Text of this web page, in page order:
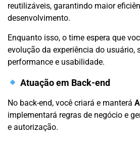
reutilizáveis, garantindo maior
desenvolvimento.
Enquanto isso, o time espera que
evolução da experiência do usuário,
performance e usabilidade.
Atuação em Back-end
No back-end, você criará e manterá
implementará regras de negócio e
e autorização.